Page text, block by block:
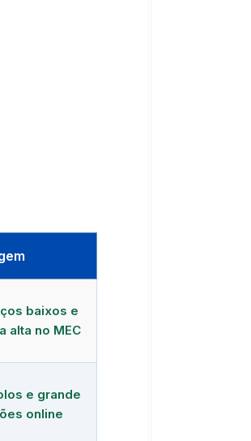
baixos e
alta no MEC
e grande
online